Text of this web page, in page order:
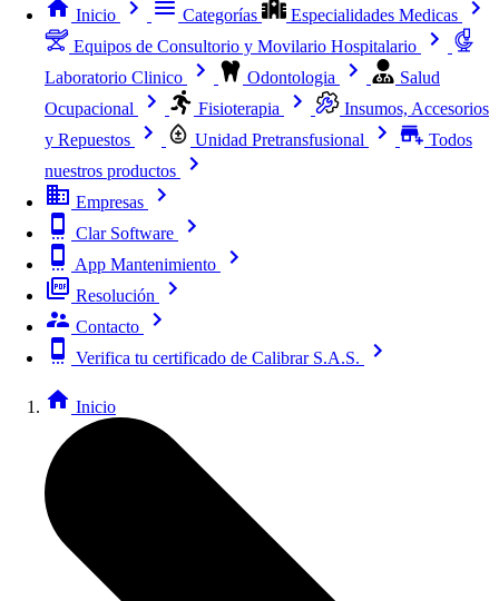
Inicio Categorías
Especialidades Medicas
Equipos de Consultorio y Movilario Hospitalario
Laboratorio Clinico
Odontologia
Salud
Ocupacional
Fisioterapia
Insumos, Accesorios
y Repuestos
Unidad Pretransfusional
Todos
nuestros productos
Empresas
Clar Software
App Mantenimiento
Resolución
Contacto
Verifica tu certificado de Calibrar S.A.S.
Inicio